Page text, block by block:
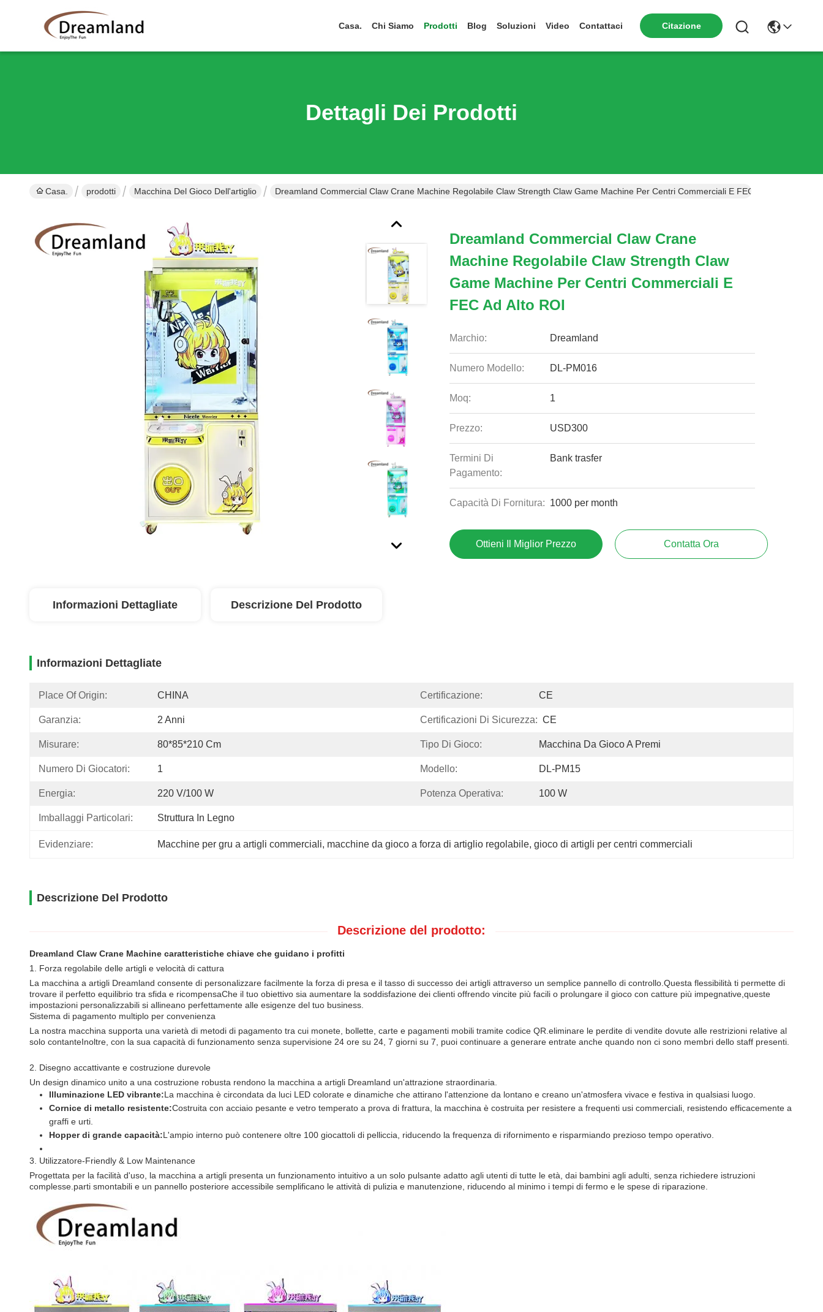
Casa. Chi Siamo Prodotti Blog Soluzioni Video Contattaci Citazione
Dettagli Dei Prodotti
Casa. prodotti Macchina Del Gioco Dell'artiglio Dreamland Commercial Claw Crane Machine Regolabile Claw Strength Claw Game Machine Per Centri Commerciali E FEC Ad Alto ROI
Dreamland Commercial Claw Crane
Machine Regolabile Claw Strength Claw
Game Machine Per Centri Commerciali E
FEC Ad Alto ROI
Marchio: Dreamland
Numero Modello: DL-PM016
Moq: 1
Prezzo: USD300
Termini Di
Pagamento:
Bank trasfer
Capacità Di Fornitura: 1000 per month
Ottieni Il Miglior Prezzo Contatta Ora
Informazioni Dettagliate Descrizione Del Prodotto
Informazioni Dettagliate
Place Of Origin: CHINA Certificazione: CE
Garanzia: 2 Anni Certificazioni Di Sicurezza: CE
Misurare: 80*85*210 Cm Tipo Di Gioco: Macchina Da Gioco A Premi
Numero Di Giocatori: 1 Modello: DL-PM15
Energia: 220 V/100 W Potenza Operativa: 100 W
Imballaggi Particolari: Struttura In Legno
Evidenziare: Macchine per gru a artigli commerciali, macchine da gioco a forza di artiglio regolabile, gioco di artigli per centri commerciali
Descrizione Del Prodotto
Descrizione del prodotto:
Dreamland Claw Crane Machine caratteristiche chiave che guidano i profitti
1. Forza regolabile delle artigli e velocità di cattura
La macchina a artigli Dreamland consente di personalizzare facilmente la forza di presa e il tasso di successo dei artigli attraverso un semplice pannello di controllo.Questa flessibilità ti permette di
trovare il perfetto equilibrio tra sfida e ricompensaChe il tuo obiettivo sia aumentare la soddisfazione dei clienti offrendo vincite più facili o prolungare il gioco con catture più impegnative,queste
impostazioni personalizzabili si allineano perfettamente alle esigenze del tuo business.
Sistema di pagamento multiplo per convenienza
La nostra macchina supporta una varietà di metodi di pagamento tra cui monete, bollette, carte e pagamenti mobili tramite codice QR.eliminare le perdite di vendite dovute alle restrizioni relative al
solo contanteInoltre, con la sua capacità di funzionamento senza supervisione 24 ore su 24, 7 giorni su 7, puoi continuare a generare entrate anche quando non ci sono membri dello staff presenti.
2. Disegno accattivante e costruzione durevole
Un design dinamico unito a una costruzione robusta rendono la macchina a artigli Dreamland un'attrazione straordinaria.
Illuminazione LED vibrante:La macchina è circondata da luci LED colorate e dinamiche che attirano l'attenzione da lontano e creano un'atmosfera vivace e festiva in qualsiasi luogo.
Cornice di metallo resistente:Costruita con acciaio pesante e vetro temperato a prova di frattura, la macchina è costruita per resistere a frequenti usi commerciali, resistendo efficacemente a
graffi e urti.
Hopper di grande capacità:L'ampio interno può contenere oltre 100 giocattoli di pelliccia, riducendo la frequenza di rifornimento e risparmiando prezioso tempo operativo.
3. Utilizzatore-Friendly & Low Maintenance
Progettata per la facilità d'uso, la macchina a artigli presenta un funzionamento intuitivo a un solo pulsante adatto agli utenti di tutte le età, dai bambini agli adulti, senza richiedere istruzioni
complesse.parti smontabili e un pannello posteriore accessibile semplificano le attività di pulizia e manutenzione, riducendo al minimo i tempi di fermo e le spese di riparazione.